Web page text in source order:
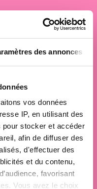
des annonces
vos données
IP, en utilisant des
stocker et accéder
afin de diffuser des
d'effectuer des
et du contenu,
favorisant
Vous avez le choix